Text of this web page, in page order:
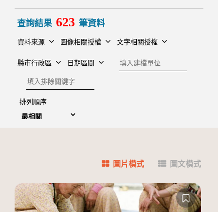
查詢結果 623 筆資料
資料來源 圖像相關授權 文字相關授權
縣市行政區 日期區間
建檔單位
排除關鍵字
排列順序
圖片模式 圖文模式